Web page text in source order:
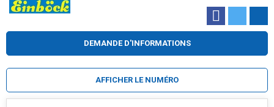
DEMANDE D'INFORMATIONS
AFFICHER LE NUMÉRO